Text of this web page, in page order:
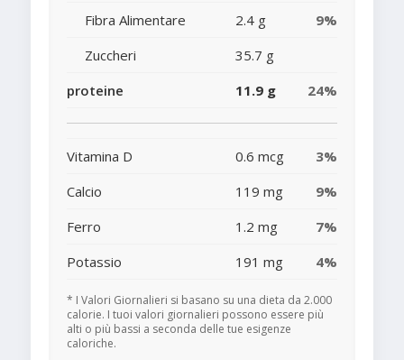
Fibra Alimentare
2.4 g
9%
Zuccheri
35.7 g
proteine
11.9 g 24%
Vitamina D 0.6 mcg
3%
Calcio
119 mg
9%
Ferro
1.2 mg
7%
Potassio
191 mg 4%
* I Valori Giornalieri si basano su una dieta da 2.000
calorie. I tuoi valori giornalieri possono essere più
alti o più bassi a seconda delle tue esigenze
caloriche.